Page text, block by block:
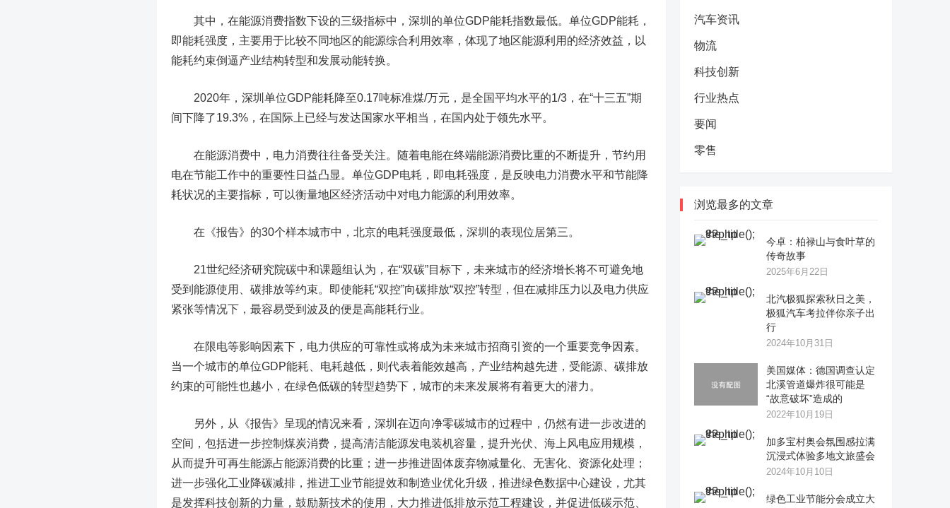
其中，在能源消费指数下设的三级指标中，深圳的单位GDP能耗指数最低。单位GDP能耗，
即能耗强度，主要用于比较不同地区的能源综合利用效率，体现了地区能源利用的经济效益，以
能耗约束倒逼产业结构转型和发展动能转换。
2020年，深圳单位GDP能耗降至0.17吨标准煤/万元，是全国平均水平的1/3，在“十三五”期
间下降了19.3%，在国际上已经与发达国家水平相当，在国内处于领先水平。
在能源消费中，电力消费往往备受关注。随着电能在终端能源消费比重的不断提升，节约用
电在节能工作中的重要性日益凸显。单位GDP电耗，即电耗强度，是反映电力消费水平和节能降
耗状况的主要指标，可以衡量地区经济活动中对电力能源的利用效率。
在《报告》的30个样本城市中，北京的电耗强度最低，深圳的表现位居第三。
21世纪经济研究院碳中和课题组认为，在“双碳”目标下，未来城市的经济增长将不可避免地
受到能源使用、碳排放等约束。即使能耗“双控”向碳排放“双控”转型，但在减排压力以及电力供应
紧张等情况下，最容易受到波及的便是高能耗行业。
在限电等影响因素下，电力供应的可靠性或将成为未来城市招商引资的一个重要竞争因素。
当一个城市的单位GDP能耗、电耗越低，则代表着能效越高，产业结构越先进，受能源、碳排放
约束的可能性也越小，在绿色低碳的转型趋势下，城市的未来发展将有着更大的潜力。
另外，从《报告》呈现的情况来看，深圳在迈向净零碳城市的过程中，仍然有进一步改进的
空间，包括进一步控制煤炭消费，提高清洁能源发电装机容量，提升光伏、海上风电应用规模，
从而提升可再生能源占能源消费的比重；进一步推进固体废弃物减量化、无害化、资源化处理；
进一步强化工业降碳减排，推进工业节能提效和制造业优化升级，推进绿色数据中心建设，尤其
是发挥科技创新的力量，鼓励新技术的使用，大力推进低排放示范工程建设，并促进低碳示范、
汽车资讯
物流
科技创新
行业热点
要闻
零售
浏览最多的文章
今卓：柏禄山与食叶草的
传奇故事
2025年6月22日
​北汽极狐探索秋日之美，
极狐汽车考拉伴你亲子出
行
2024年10月31日
美国媒体：德国调查认定
北溪管道爆炸很可能是
“故意破坏”造成的
2022年10月19日
加多宝村奥会氛围感拉满
沉浸式体验多地文旅盛会
2024年10月10日
绿色工业节能分会成立大